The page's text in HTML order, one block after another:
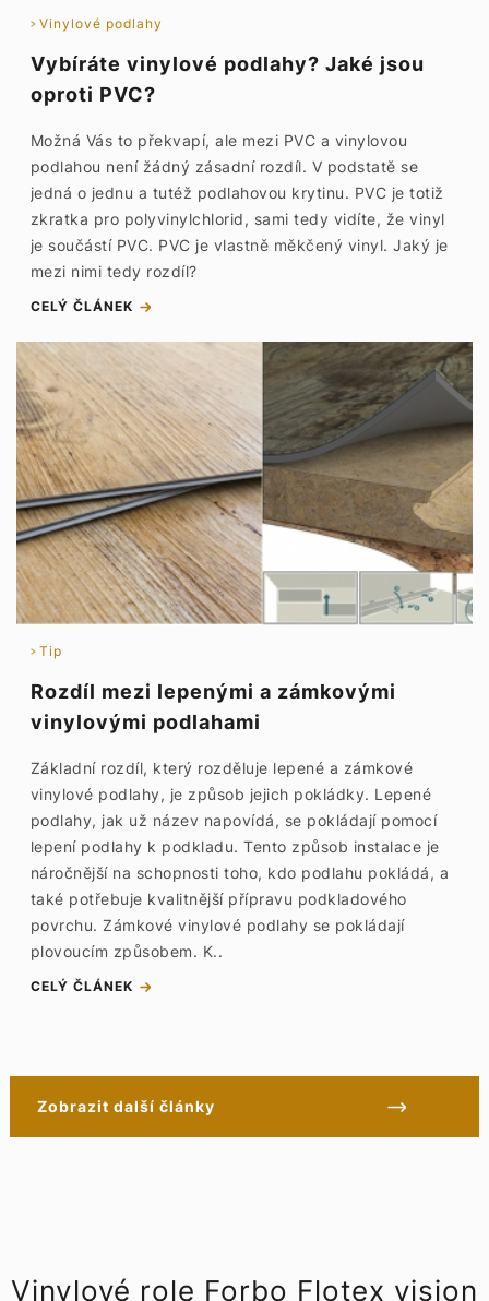
Vinylové podlahy
Vybíráte vinylové podlahy? Jaké jsou
oproti PVC?
Možná Vás to překvapí, ale mezi PVC a vinylovou
podlahou není žádný zásadní rozdíl. V podstatě se
jedná o jednu a tutéž podlahovou krytinu. PVC je totiž
zkratka pro polyvinylchlorid, sami tedy vidíte, že vinyl
je součástí PVC. PVC je vlastně měkčený vinyl. Jaký je
mezi nimi tedy rozdíl?
CELÝ ČLÁNEK
Tip
Rozdíl mezi lepenými a zámkovými
vinylovými podlahami
Základní rozdíl, který rozděluje lepené a zámkové
vinylové podlahy, je způsob jejich pokládky. Lepené
podlahy, jak už název napovídá, se pokládají pomocí
lepení podlahy k podkladu. Tento způsob instalace je
náročnější na schopnosti toho, kdo podlahu pokládá, a
také potřebuje kvalitnější přípravu podkladového
povrchu. Zámkové vinylové podlahy se pokládají
plovoucím způsobem. K..
CELÝ ČLÁNEK
Zobrazit další články
Vinylové role Forbo Flotex vision